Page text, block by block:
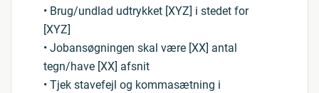
• Brug/undlad udtrykket [XYZ] i stedet for
[XYZ]
• Jobansøgningen skal være [XX] antal
tegn/have [XX] afsnit
• Tjek stavefejl og kommasætning i